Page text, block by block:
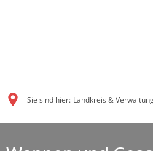
Sie sind hier: Landkreis &